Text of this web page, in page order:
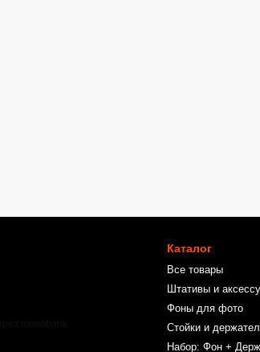
Каталог
Все товары
Штативы и
Фоны для фото
Стойки и
Набор: Фон +